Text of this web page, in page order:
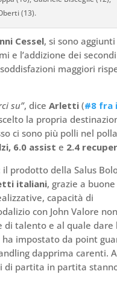
(13).
Cessel, si sono aggiunti
e l’addizione dei
maggiori
su”, dice Arletti (#8 fra i
la propria
ci sono più polli nel
6.0 assiste 2.4
prodotto della Salus
italiani, grazie a
capacità di
con John Valore non
di talento e al quale dare
ha impostato da point
dapprima carenti. A
di partita in partita